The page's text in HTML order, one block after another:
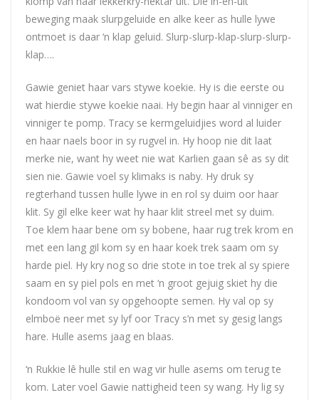
beweging maak slurpgeluide en alke keer as hulle lywe
ontmoet is daar ‘n klap geluid. Slurp-slurp-klap-slurp-slurp-
klap….
Gawie geniet haar vars stywe koekie. Hy is die eerste ou
wat hierdie stywe koekie naai. Hy begin haar al vinniger en
vinniger te pomp. Tracy se kermgeluidjies word al luider
en haar naels boor in sy rugvel in. Hy hoop nie dit laat
merke nie, want hy weet nie wat Karlien gaan sê as sy dit
sien nie. Gawie voel sy klimaks is naby. Hy druk sy
regterhand tussen hulle lywe in en rol sy duim oor haar
klit. Sy gil elke keer wat hy haar klit streel met sy duim.
Toe klem haar bene om sy bobene, haar rug trek krom en
met een lang gil kom sy en haar koek trek saam om sy
harde piel. Hy kry nog so drie stote in toe trek al sy spiere
saam en sy piel pols en met ‘n groot gejuig skiet hy die
kondoom vol van sy opgehoopte semen. Hy val op sy
elmboë neer met sy lyf oor Tracy s’n met sy gesig langs
hare. Hulle asems jaag en blaas.
‘n Rukkie lê hulle stil en wag vir hulle asems om terug te
kom. Later voel Gawie nattigheid teen sy wang. Hy lig sy